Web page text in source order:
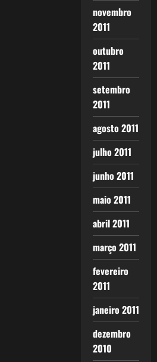
novembro
2011
outubro
2011
setembro
2011
agosto 2011
julho 2011
junho 2011
maio 2011
abril 2011
março 2011
fevereiro
2011
janeiro 2011
dezembro
2010